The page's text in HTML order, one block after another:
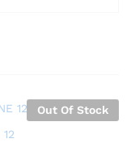
Out Of Stock